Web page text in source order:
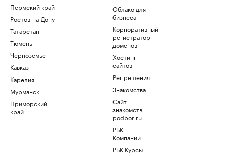
Пермский край
Ростов-на-Дону
Татарстан
Тюмень
Черноземье
Кавказ
Карелия
Мурманск
Приморский
край
Облако для
бизнеса
Корпоративный
регистратор
доменов
Хостинг
сайтов
Рег.решения
Знакомства
Сайт
знакомств
podbor.ru
РБК
Компании
РБК Курсы